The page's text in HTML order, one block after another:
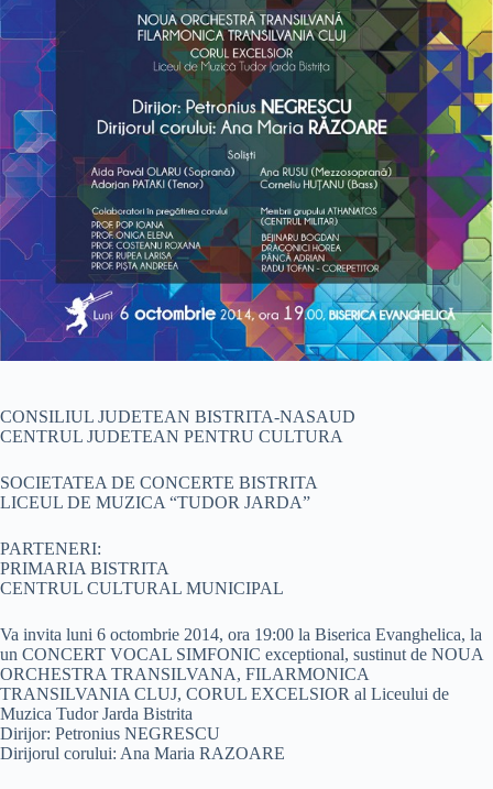
CONSILIUL JUDETEAN BISTRITA-NASAUD
CENTRUL JUDETEAN PENTRU CULTURA
SOCIETATEA DE CONCERTE BISTRITA
LICEUL DE MUZICA “TUDOR JARDA”
PARTENERI:
PRIMARIA BISTRITA
CENTRUL CULTURAL MUNICIPAL
Va invita luni 6 octombrie 2014, ora 19:00 la Biserica Evanghelica, la
un CONCERT VOCAL SIMFONIC exceptional, sustinut de NOUA
ORCHESTRA TRANSILVANA, FILARMONICA
TRANSILVANIA CLUJ, CORUL EXCELSIOR al Liceului de
Muzica Tudor Jarda Bistrita
Dirijor: Petronius NEGRESCU
Dirijorul corului: Ana Maria RAZOARE